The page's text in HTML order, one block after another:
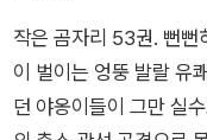
작은 곰자리 53권. 뻔뻔
이 벌이는 엉뚱 발랄 유
던 야옹이들이 그만 실